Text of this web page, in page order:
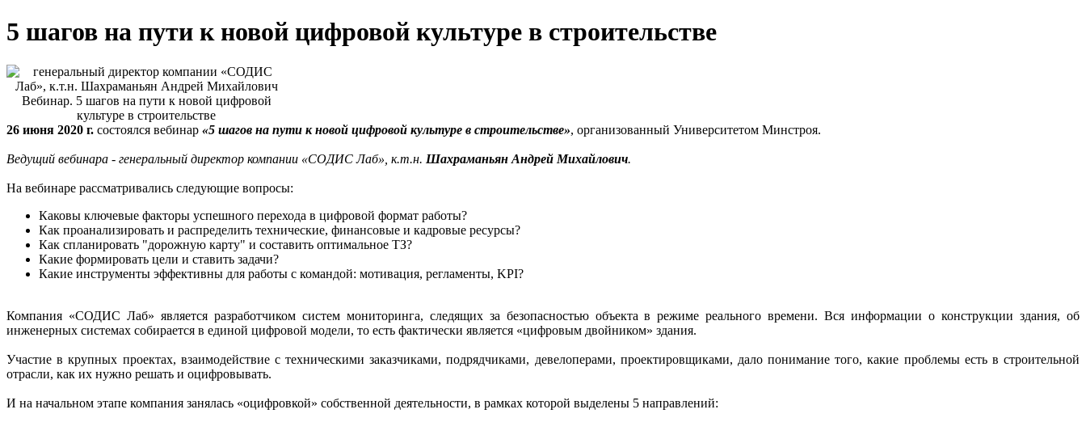
5 шагов на пути к новой цифровой культуре в строительстве
Вебинар. 5 шагов на пути к новой цифровой
культуре в строительстве
26 июня 2020 г. состоялся вебинар «5 шагов на пути к новой цифровой культуре в строительстве», организованный Университетом Минстроя.
Ведущий вебинара - генеральный директор компании «СОДИС Лаб», к.т.н. Шахраманьян Андрей Михайлович.
На вебинаре рассматривались следующие вопросы:
Каковы ключевые факторы успешного перехода в цифровой формат работы?
Как проанализировать и распределить технические, финансовые и кадровые ресурсы?
Как спланировать "дорожную карту" и составить оптимальное ТЗ?
Какие формировать цели и ставить задачи?
Какие инструменты эффективны для работы с командой: мотивация, регламенты, KPI?
Компания «СОДИС Лаб» является разработчиком систем мониторинга, следящих за безопасностью объекта в режиме реального времени. Вся информации о конструкции здания, об
инженерных системах собирается в единой цифровой модели, то есть фактически является «цифровым двойником» здания.
Участие в крупных проектах, взаимодействие с техническими заказчиками, подрядчиками, девелоперами, проектировщиками, дало понимание того, какие проблемы есть в строительной
отрасли, как их нужно решать и оцифровывать.
И на начальном этапе компания занялась «оцифровкой» собственной деятельности, в рамках которой выделены 5 направлений: